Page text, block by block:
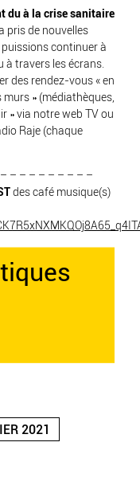
du à la crise sanitaire
pris de nouvelles
continuer à
à travers les écrans.
des rendez-vous « en
murs » (médiathèques,
» via notre web TV ou
Raje (chaque
– – – – – – – – –
des café musique(s)
2021